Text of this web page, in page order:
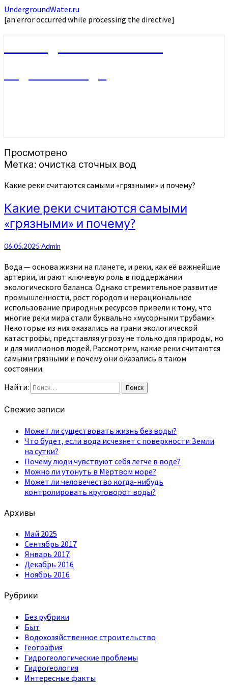
UndergroundWater.ru
[an error occurred while processing the directive]
Просмотрено
Метка: очистка сточных вод
Какие реки считаются самыми «грязными» и почему?
Какие реки считаются самыми
«грязными» и почему?
06.05.2025 Admin
Вода — основа жизни на планете, и реки, как её важнейшие
артерии, играют ключевую роль в поддержании
экологического баланса. Однако стремительное развитие
промышленности, рост городов и нерациональное
использование природных ресурсов привели к тому, что
многие реки мира стали буквально «мусорными трубами».
Некоторые из них оказались на грани экологической
катастрофы, представляя угрозу не только для природы, но
и для миллионов людей. Рассмотрим, какие реки считаются
самыми грязными и почему они оказались в таком
состоянии.
Найти:
Поиск
Свежие записи
Может ли существовать жизнь без воды?
Что будет, если вода исчезнет с поверхности Земли
на сутки?
Почему люди чувствуют себя легче в воде?
Можно ли утонуть в Мёртвом море?
Может ли человечество когда-нибудь
контролировать круговорот воды?
Архивы
Май 2025
Сентябрь 2017
Январь 2017
Декабрь 2016
Ноябрь 2016
Рубрики
Без рубрики
Быт
Водохозяйственное строительство
География
Гидрогеологические проблемы
Гидрогеология
Интересные факты